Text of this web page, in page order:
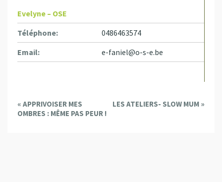
Evelyne – OSE
Téléphone:
0486463574
Email:
e-faniel@o-s-e.be
E
v
« APPRIVOISER MES
OMBRES : MÊME PAS PEUR !
LES ATELIERS- SLOW MUM »